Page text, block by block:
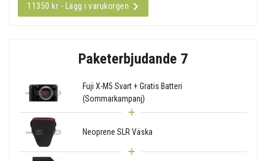
11350 kr - Lägg i varukorgen
Paketerbjudande 7
Fuji X-M5 Svart + Gratis Batteri
(Sommarkampanj)
Neoprene SLR Väska